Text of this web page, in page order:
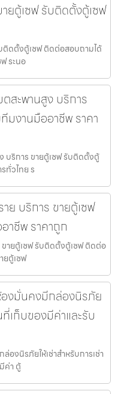
ยตู้เซฟ รับติดตั้งตู้เซฟ
ติดตั้งตู้เซฟ ติดต่อสอบถามได้
ระนอ
สะพานสูง บริการ
มงานมืออาชีพ ราคา
บริการ ขายตู้เซฟ รับติดตั้งตู้
ทั่วไทย ร
ย บริการ ขายตู้เซฟ
าชีพ ราคาถูก
ขายตู้เซฟ รับติดตั้งตู้เซฟ ติดต่อ
ยตู้เซฟ
องมั่นคงมีกล่องนิรภัย
ที่เก็บของมีค่าและรับ
องนิรภัยให้เช่าสำหรับการเช่า
ค่า ตู้